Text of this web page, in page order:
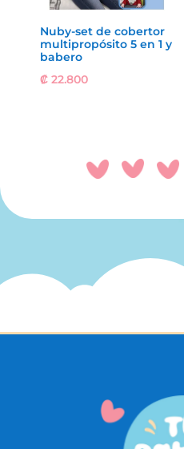
Nuby-set de cobertor
multipropósito 5 en 1 y
babero
₡ 22.800